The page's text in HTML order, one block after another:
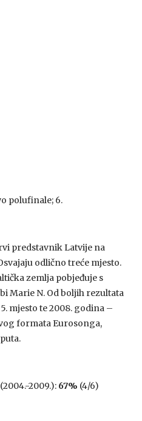
polufinale; 6.
predstavnik Latvije na
odlično treće mjesto.
zemlja pobjeđuje s
Marie N. Od boljih rezultata
mjesto te 2008. godina –
formata Eurosonga,
2009.): 67% (4/6)